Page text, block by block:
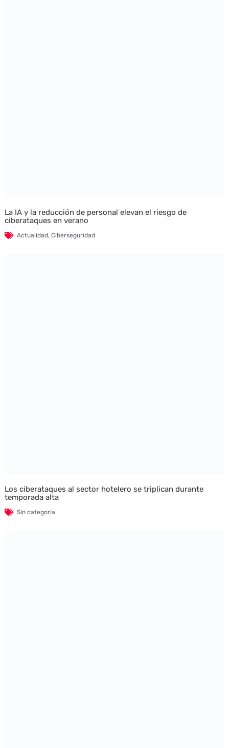
La IA y la reducción de personal elevan el riesgo de
ciberataques en verano
Actualidad, Ciberseguridad
Los ciberataques al sector hotelero se triplican durante
temporada alta
Sin categoría